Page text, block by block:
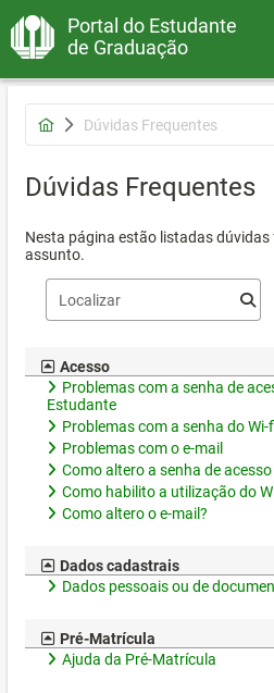
Portal do Estudante
de Graduação
Dúvidas Frequentes
Dúvidas Frequentes
Nesta página estão listadas
assunto.
Acesso
Problemas com a senha de
Estudante
Problemas com a senha do Wi-fi
Problemas com o e-mail
Como altero a senha de
Como habilito a utilização do
Como altero o e-mail?
Dados cadastrais
Dados pessoais ou de
Pré-Matrícula
Ajuda da Pré-Matrícula